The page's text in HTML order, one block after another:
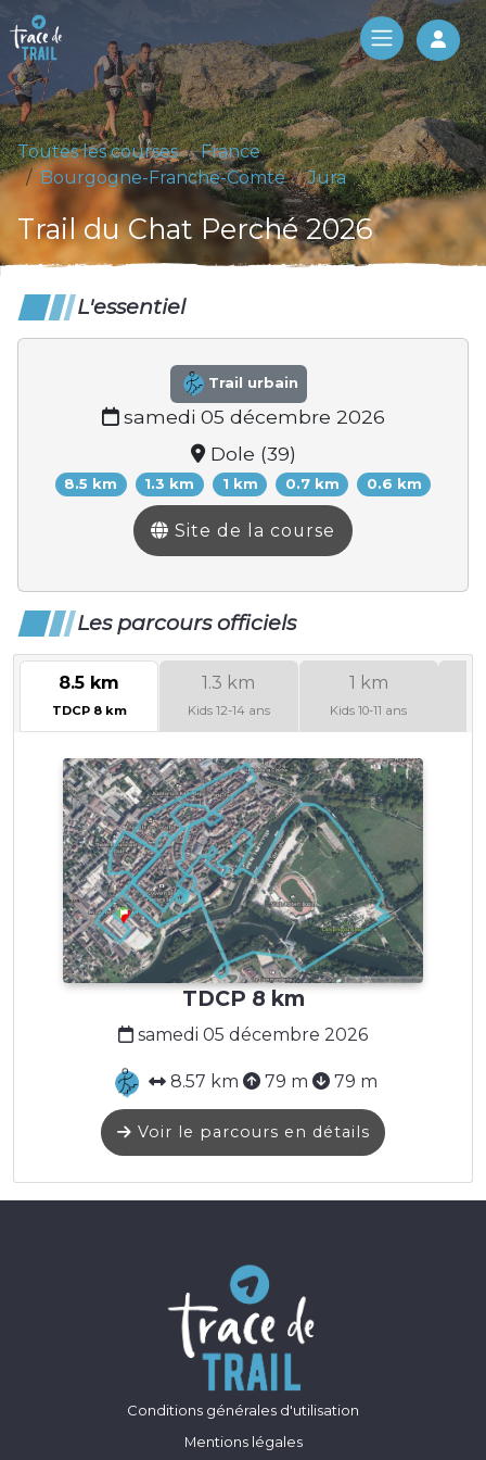
Log
Toutes les courses
France
Bourgogne-Franche-Comté
Jura
Trail du Chat Perché 2026
L'essentiel
Trail urbain
samedi 05 décembre 2026
Dole (39)
8.5 km 1.3 km 1 km 0.7 km 0.6 km
Site de la course
Les parcours officiels
8.5 km
TDCP 8 km
1.3 km
Kids 12-14 ans
1 km
Kids 10-11 ans
TDCP 8 km
samedi 05 décembre 2026
8.57 km 79 m 79 m
Voir le parcours en détails
Conditions générales d'utilisation
Mentions légales